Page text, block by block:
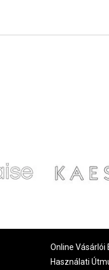
Online Vásárlói
Használati